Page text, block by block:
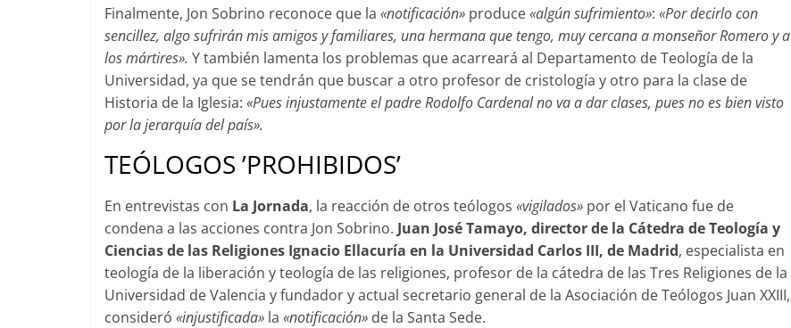
Finalmente, Jon Sobrino reconoce que la «notificación» produce«algún sufrimiento»: «Por decirlo con
sencillez, algo sufrirán mis amigos y familiares, una hermana que tengo, muy cercana a monseñor Romero y a
los mártires». Y también lamenta los problemas que acarreará al Departamento de Teología de la
Universidad, ya que se tendrán que buscar a otro profesor de cristología y otro para la clase de
Historia de la Iglesia: «Pues injustamente el padre Rodolfo Cardenal no va a dar clases, pues no es bien visto
por la jerarquía del país».
TEÓLOGOS ’PROHIBIDOS’
En entrevistas con La Jornada, la reacción de otros teólogos «vigilados» por el Vaticano fue de
condena a las acciones contra Jon Sobrino. Juan José Tamayo, director de la Cátedra de Teología y
Ciencias de las Religiones Ignacio Ellacuría en la Universidad Carlos III, de Madrid, especialista en
teología de la liberación y teología de las religiones, profesor de la cátedra de las Tres Religiones de la
Universidad de Valencia y fundador y actual secretario general de la Asociación de Teólogos Juan XXIII,
consideró «injustificada» la «notificación» de la Santa Sede.